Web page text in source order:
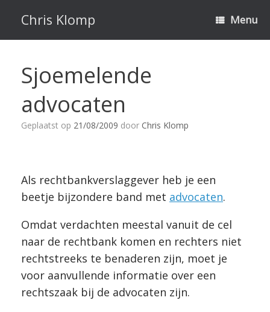
inhoud
Chris Klomp Menu
Sjoemelende
advocaten
Geplaatst op 21/08/2009 door Chris Klomp
Als rechtbankverslaggever heb je een
beetje bijzondere band met advocaten.
Omdat verdachten meestal vanuit de cel
naar de rechtbank komen en rechters niet
rechtstreeks te benaderen zijn, moet je
voor aanvullende informatie over een
rechtszaak bij de advocaten zijn.